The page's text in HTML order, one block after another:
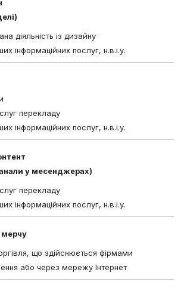
діяльність із дизайну
інформаційних послуг, н.в.і.у.
перекладу
інформаційних послуг, н.в.і.у.
у месенджерах)
перекладу
інформаційних послуг, н.в.і.у.
мерчу
що здійснюється фірмами
або через мережу Інтернет